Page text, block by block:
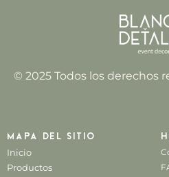
© 2025 Todos los derechos
Mapa del sitio
Inicio
Productos